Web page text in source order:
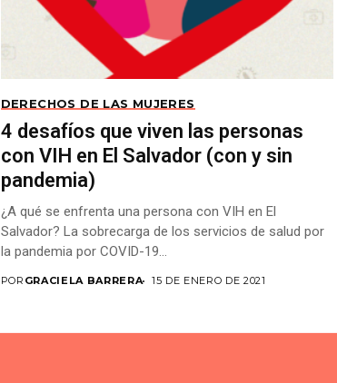
DERECHOS DE LAS MUJERES
4 desafíos que viven las personas
con VIH en El Salvador (con y sin
pandemia)
¿A qué se enfrenta una persona con VIH en El
Salvador? La sobrecarga de los servicios de salud por
la pandemia por COVID-19...
POR GRACIELA BARRERA 15 DE ENERO DE 2021